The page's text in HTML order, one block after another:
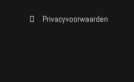
Privacyvoorwaarden